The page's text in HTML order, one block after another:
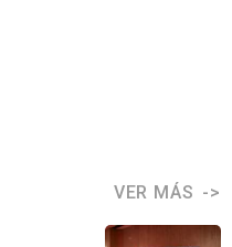
VER MÁS